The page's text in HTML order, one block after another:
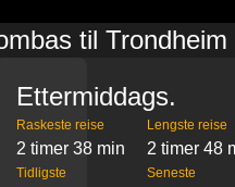
til Trondheim
Ettermiddags.
Raskeste reise
2 timer 38 min
Lengste reise
2 timer 48
Tidligste Seneste